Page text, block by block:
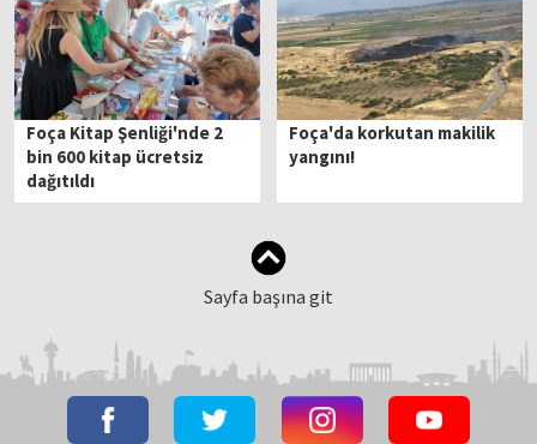
Foça Kitap Şenliği'nde 2
bin 600 kitap ücretsiz
dağıtıldı
Foça'da korkutan makilik
yangını!
Sayfa başına git